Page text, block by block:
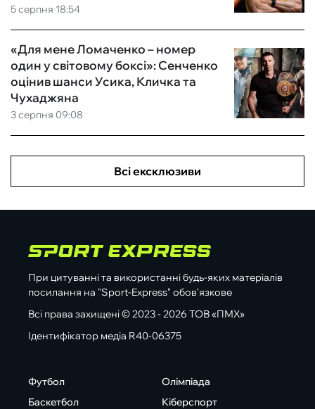
5 серпня 18:54
3 серпня 09:08
«Для мене Ломаченко – номер
один у світовому боксі»: Сенченко
оцінив шанси Усика, Кличка та
Чухаджяна
Всі ексклюзиви
При цитуванні та використанні будь-яких матеріалів
посилання на "Sport-Express" обов'язкове
Всі права захищені © 2023 - 2026 ТОВ «ПМХ»
Ідентифікатор медіа R40-06375
Футбол
Баскетбол
Олімпіада
Кіберспорт